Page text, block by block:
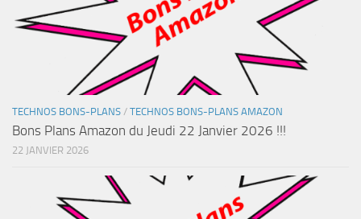
TECHNOS BONS-PLANS / TECHNOS BONS-PLANS AMAZON
Bons Plans Amazon du Jeudi 22 Janvier 2026 !!!
22 JANVIER 2026